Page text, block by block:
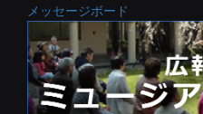
メッセージボード